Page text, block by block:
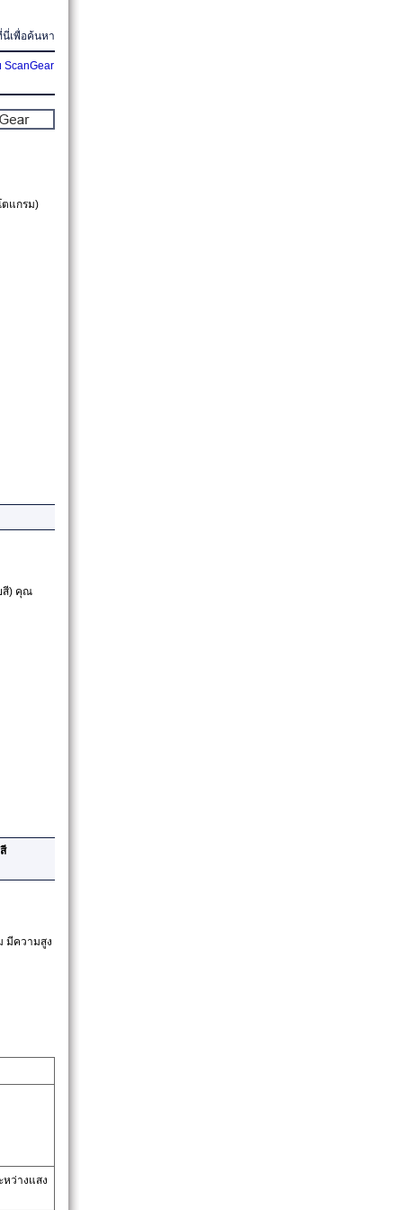
นี่เพื่อค้นหา
ตแกรม)
สี) คุณ
มีความสูง
หว่างแสง